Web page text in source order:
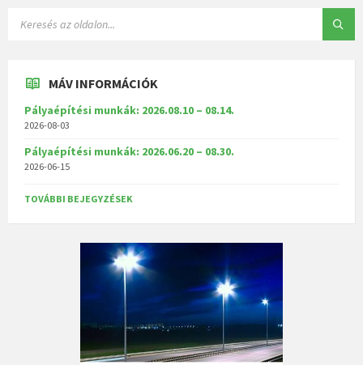
MÁV INFORMÁCIÓK
Pályaépítési munkák: 2026.08.10 – 08.14.
2026-08-03
Pályaépítési munkák: 2026.06.20 – 08.30.
2026-06-15
TOVÁBBI BEJEGYZÉSEK